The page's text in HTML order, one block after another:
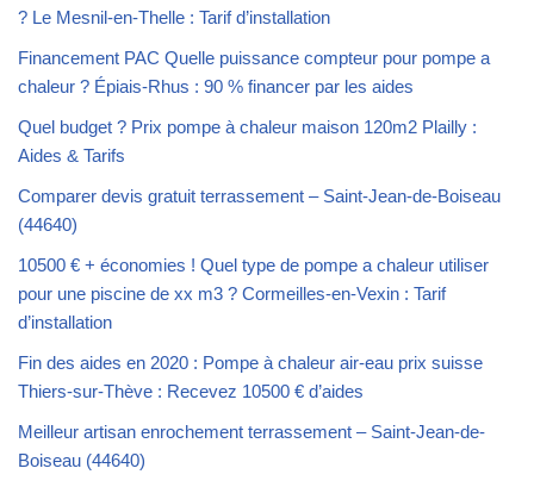
? Le Mesnil-en-Thelle : Tarif d’installation
Financement PAC Quelle puissance compteur pour pompe a
chaleur ? Épiais-Rhus : 90 % financer par les aides
Quel budget ? Prix pompe à chaleur maison 120m2 Plailly :
Aides & Tarifs
Comparer devis gratuit terrassement – Saint-Jean-de-Boiseau
(44640)
10500 € + économies ! Quel type de pompe a chaleur utiliser
pour une piscine de xx m3 ? Cormeilles-en-Vexin : Tarif
d’installation
Fin des aides en 2020 : Pompe à chaleur air-eau prix suisse
Thiers-sur-Thève : Recevez 10500 € d’aides
Meilleur artisan enrochement terrassement – Saint-Jean-de-
Boiseau (44640)